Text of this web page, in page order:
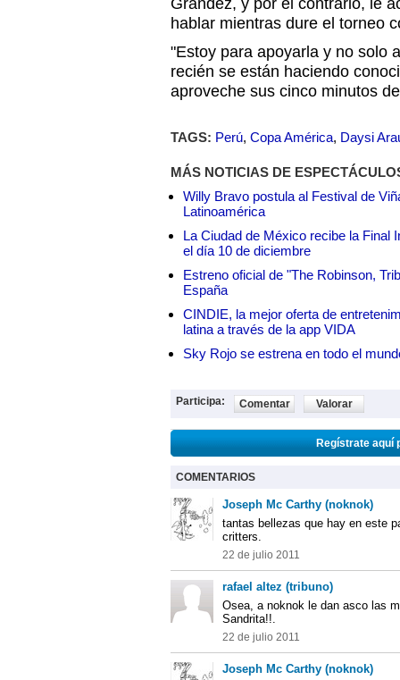
Grandez, y por el contrario, le
hablar mientras dure el torneo
"Estoy para apoyarla y no solo
recién se están haciendo
aproveche sus cinco minutos
TAGS: Perú, Copa América, Daysi
MÁS NOTICIAS DE
Willy Bravo postula al Festival de
Latinoamérica
La Ciudad de México recibe la Final
el día 10 de diciembre
Estreno oficial de "The Robinson,
España
CINDIE, la mejor oferta de
latina a través de la app VIDA
Sky Rojo se estrena en todo el
Participa: Comentar Valorar
Regístrate aquí
COMENTARIOS
Joseph Mc Carthy (noknok)
tantas bellezas que hay en este
critters.
22 de julio 2011
rafael altez (tribuno)
Osea, a noknok le dan asco las
Sandrita!!.
22 de julio 2011
Joseph Mc Carthy (noknok)